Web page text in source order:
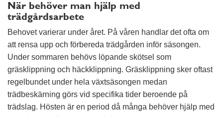
När behöver man hjälp med
trädgårdsarbete
Behovet varierar under året. På våren handlar det ofta om
att rensa upp och förbereda trädgården inför säsongen.
Under sommaren behövs löpande skötsel som
gräsklippning och häckklippning. Gräsklippning sker oftast
regelbundet under hela växtsäsongen medan
trädbeskärning görs vid specifika tider beroende på
trädslag. Hösten är en period då många behöver hjälp med